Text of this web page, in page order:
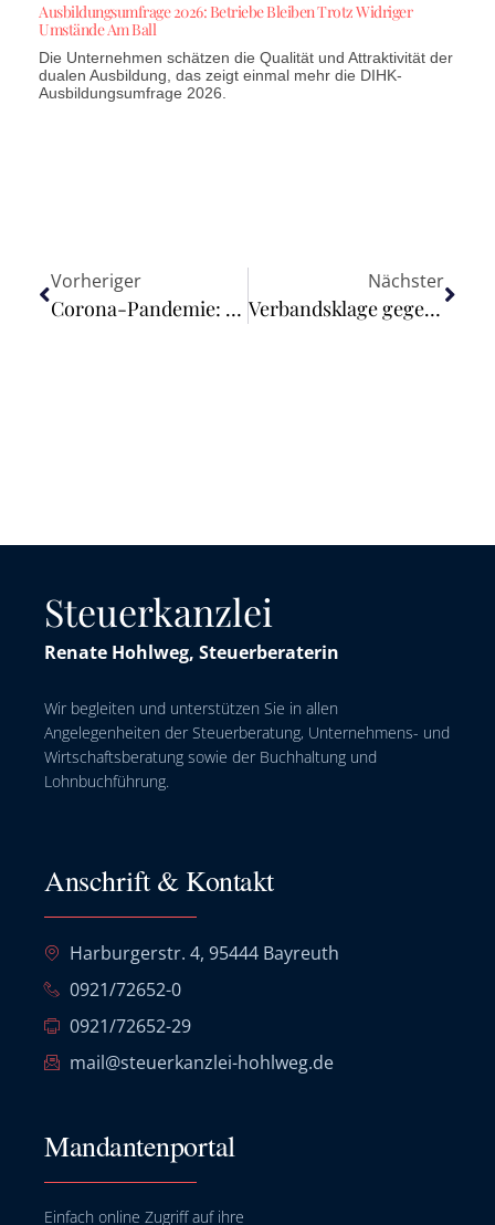
Ausbildungsumfrage 2026: Betriebe Bleiben Trotz Widriger
Umstände Am Ball
Die Unternehmen schätzen die Qualität und Attraktivität der
dualen Ausbildung, das zeigt einmal mehr die DIHK-
Ausbildungsumfrage 2026.
Vorheriger
Corona-Pandemie: Kein Anspruch der Bundesagentur für Arbeit gegen Entschädigungsbehörde auf Erstattung von Arbeitslosengeld für Leistungsempfänger in Quarantäne
Nächster
Verbandsklage gegen „X“ eingereicht
Steuerkanzlei
Renate Hohlweg, Steuerberaterin
Wir begleiten und unterstützen Sie in allen
Angelegenheiten der Steuerberatung, Unternehmens- und
Wirtschaftsberatung sowie der Buchhaltung und
Lohnbuchführung.
Anschrift & Kontakt
Harburgerstr. 4, 95444 Bayreuth
0921/72652-0
0921/72652-29
mail@steuerkanzlei-hohlweg.de
Mandantenportal
Einfach online Zugriff auf ihre